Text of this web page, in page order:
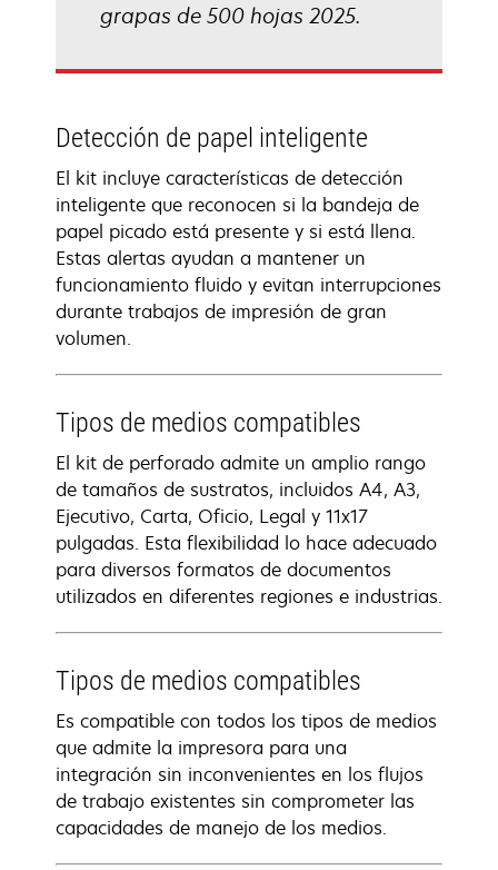
grapas de 500 hojas 2025.
Detección de papel inteligente
El kit incluye características de detección
inteligente que reconocen si la bandeja de
papel picado está presente y si está llena.
Estas alertas ayudan a mantener un
funcionamiento fluido y evitan interrupciones
durante trabajos de impresión de gran
volumen.
Tipos de medios compatibles
El kit de perforado admite un amplio rango
de tamaños de sustratos, incluidos A4, A3,
Ejecutivo, Carta, Oficio, Legal y 11x17
pulgadas. Esta flexibilidad lo hace adecuado
para diversos formatos de documentos
utilizados en diferentes regiones e industrias.
Tipos de medios compatibles
Es compatible con todos los tipos de medios
que admite la impresora para una
integración sin inconvenientes en los flujos
de trabajo existentes sin comprometer las
capacidades de manejo de los medios.